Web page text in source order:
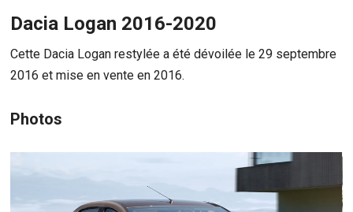
Dacia Logan 2016-2020
Cette Dacia Logan restylée a été dévoilée le 29 septembre
2016 et mise en vente en 2016.
Photos